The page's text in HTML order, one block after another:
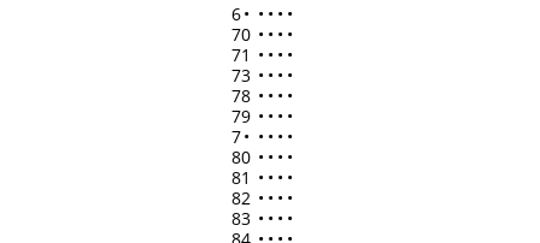
6• • • • •
70 • • • •
71 • • • •
73 • • • •
78 • • • •
79 • • • •
7• • • • •
80 • • • •
81 • • • •
82 • • • •
83 • • • •